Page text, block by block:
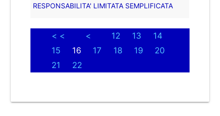
RESPONSABILITA' LIMITATA SEMPLIFICATA
< < < 12 13
14
15
16 17 18 19
20
21
22